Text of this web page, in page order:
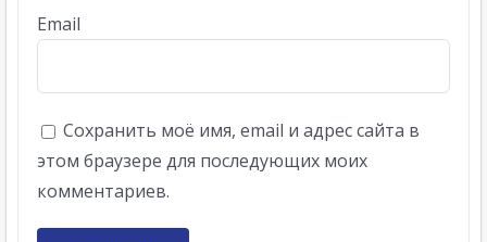
Email
Сохранить моё имя, email и адрес сайта в
этом браузере для последующих моих
комментариев.